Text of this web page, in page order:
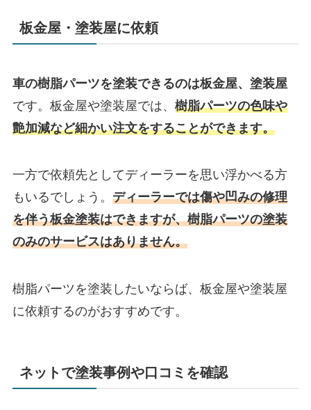
板金屋・塗装屋に依頼
車の樹脂パーツを塗装できるのは板金屋、塗装屋
です。 板金屋や塗装屋では、 樹脂パーツの色味や
艶加減など細かい注文をすることができます。
一方で依頼先としてディーラーを思い浮かべる方
もいるでしょう。 ディーラーでは傷や凹みの修理
を伴う板金塗装はできますが、樹脂パーツの塗装
のみのサービスはありません。
樹脂パーツを塗装したいならば、板金屋や塗装屋
に依頼するのがおすすめです。
ネットで塗装事例や口コミを確認